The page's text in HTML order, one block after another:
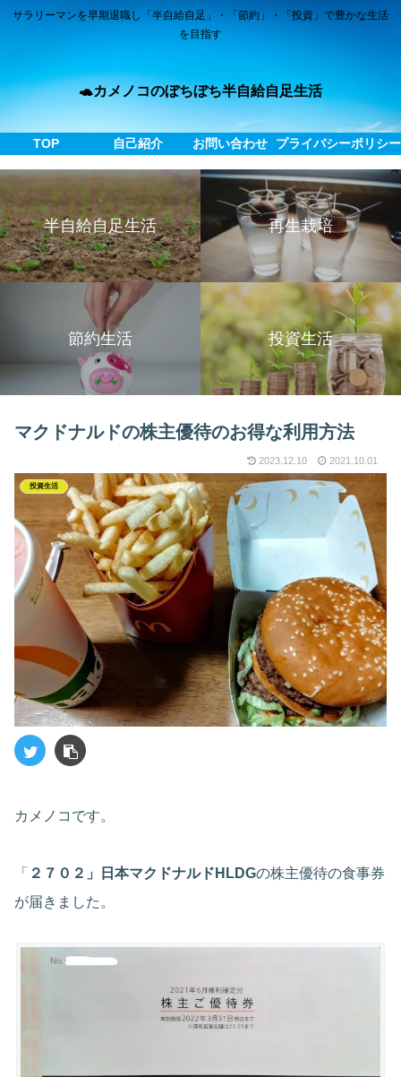
サラリーマンを早期退職し「半自給自足」・「節約」・「投資」で豊かな生活
を目指す
🐢カメノコのぼちぼち半自給自足生活
TOP 自己紹介 お問い合わせ プライバシーポリシー
半自給自足生活 再生栽培
節約生活 投資生活
マクドナルドの株主優待のお得な利用方法
2023.12.10 2021.10.01
投資生活
カメノコです。
「 ２７０２」日本マクドナルドHLDGの株主優待の食事券
が届きました。